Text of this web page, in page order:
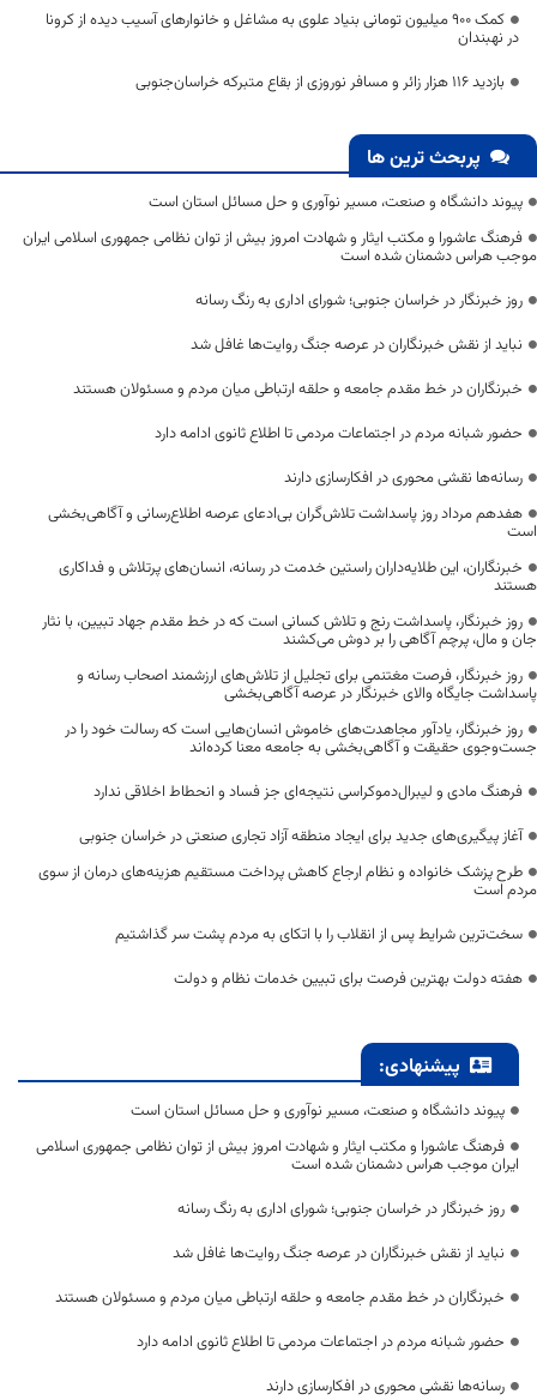
کمک 900 میلیون تومانی بنیاد علوی به مشاغل و خانوارهای آسیب دیده از کرونا
در نهبندان
بازدید 116 هزار زائر و مسافر نوروزی از بقاع متبرکه خراسان‌جنوبی
پربحث ترین ها
پیوند دانشگاه و صنعت، مسیر نوآوری و حل مسائل استان است
فرهنگ عاشورا و مکتب ایثار و شهادت امروز بیش از توان نظامی جمهوری اسلامی ایران
موجب هراس دشمنان شده است
روز خبرنگار در خراسان جنوبی؛ شورای اداری به رنگ رسانه
نباید از نقش خبرنگاران در عرصه جنگ روایت‌ها غافل شد
خبرنگاران در خط مقدم جامعه و حلقه ارتباطی میان مردم و مسئولان هستند
حضور شبانه مردم در اجتماعات مردمی تا اطلاع ثانوی ادامه دارد
رسانه‌ها نقشی محوری در افکارسازی دارند
هفدهم مرداد روز پاسداشت تلاش‌گران بی‌ادعای عرصه اطلاع‌رسانی و آگاهی‌بخشی
است
خبرنگاران، این طلایه‌داران راستین خدمت در رسانه، انسان‌های پرتلاش و فداکاری
هستند
روز خبرنگار، پاسداشت رنج و تلاش کسانی است که در خط مقدم جهاد تبیین، با نثار
جان و مال، پرچم آگاهی را بر دوش می‌کشند
روز خبرنگار، فرصت مغتنمی برای تجلیل از تلاش‌های ارزشمند اصحاب رسانه و
پاسداشت جایگاه والای خبرنگار در عرصه آگاهی‌بخشی
روز خبرنگار، یادآور مجاهدت‌های خاموش انسان‌هایی است که رسالت خود را در
جست‌وجوی حقیقت و آگاهی‌بخشی به جامعه معنا کرده‌اند
فرهنگ مادی و لیبرال‌دموکراسی نتیجه‌ای جز فساد و انحطاط اخلاقی ندارد
آغاز پیگیری‌های جدید برای ایجاد منطقه آزاد تجاری صنعتی در خراسان جنوبی
طرح پزشک خانواده و نظام ارجاع کاهش پرداخت مستقیم هزینه‌های درمان از سوی
مردم است
سخت‌ترین شرایط پس از انقلاب را با اتکای به مردم پشت سر گذاشتیم
هفته دولت بهترین فرصت برای تبیین خدمات نظام و دولت
پیشنهادی:
پیوند دانشگاه و صنعت، مسیر نوآوری و حل مسائل استان است
فرهنگ عاشورا و مکتب ایثار و شهادت امروز بیش از توان نظامی جمهوری اسلامی
ایران موجب هراس دشمنان شده است
روز خبرنگار در خراسان جنوبی؛ شورای اداری به رنگ رسانه
نباید از نقش خبرنگاران در عرصه جنگ روایت‌ها غافل شد
خبرنگاران در خط مقدم جامعه و حلقه ارتباطی میان مردم و مسئولان هستند
حضور شبانه مردم در اجتماعات مردمی تا اطلاع ثانوی ادامه دارد
رسانه‌ها نقشی محوری در افکارسازی دارند